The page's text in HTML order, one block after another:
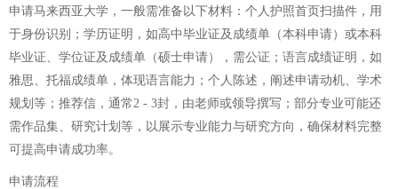
申请马来西亚大学，一般需准备以下材料：个人护照首页扫描件，用
于身份识别；学历证明，如高中毕业证及成绩单（本科申请）或本科
毕业证、学位证及成绩单（硕士申请），需公证；语言成绩证明，如
雅思、托福成绩单，体现语言能力；个人陈述，阐述申请动机、学术
规划等；推荐信，通常2 - 3封，由老师或领导撰写；部分专业可能还
需作品集、研究计划等，以展示专业能力与研究方向，确保材料完整
可提高申请成功率。
申请流程